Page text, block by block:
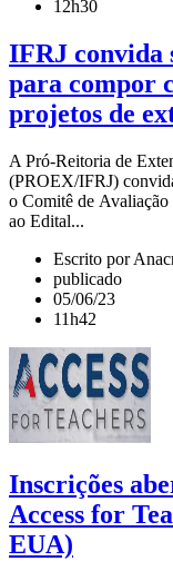
12h30
IFRJ convida
para compor
projetos de
A Pró-Reitoria de
(PROEX/IFRJ)
o Comitê de Avaliação
ao Edital...
Escrito por
publicado
05/06/23
11h42
Inscrições
Access for
EUA)